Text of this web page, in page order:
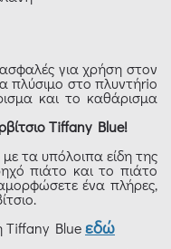
για χρήση στον
πλύσιμο στο πλυντήrio
και το καθάρισμα
Tiffany Blue!
τα υπόλοιπα είδη της
πιάτο και το πιάτο
ένα πλήρες,
Tiffany Blueεδώ